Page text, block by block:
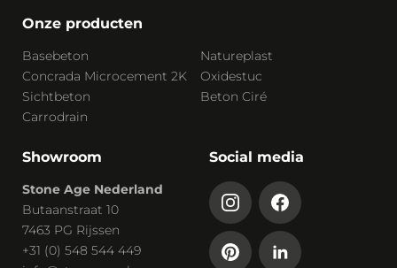
Onze producten
Basebeton
Natureplast
Concrada Microcement 2K
Oxidestuc
Sichtbeton
Beton Ciré
Carrodrain
Showroom
Stone Age Nederland
Butaanstraat 10
7463 PG Rijssen
+31 (0) 548 544 449
Social media